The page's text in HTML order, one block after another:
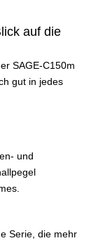
auf die
SAGE-C150m
gut in jedes
und
Serie, die mehr